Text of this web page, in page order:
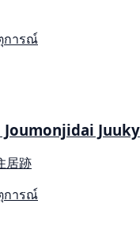
การณ์
居跡
การณ์